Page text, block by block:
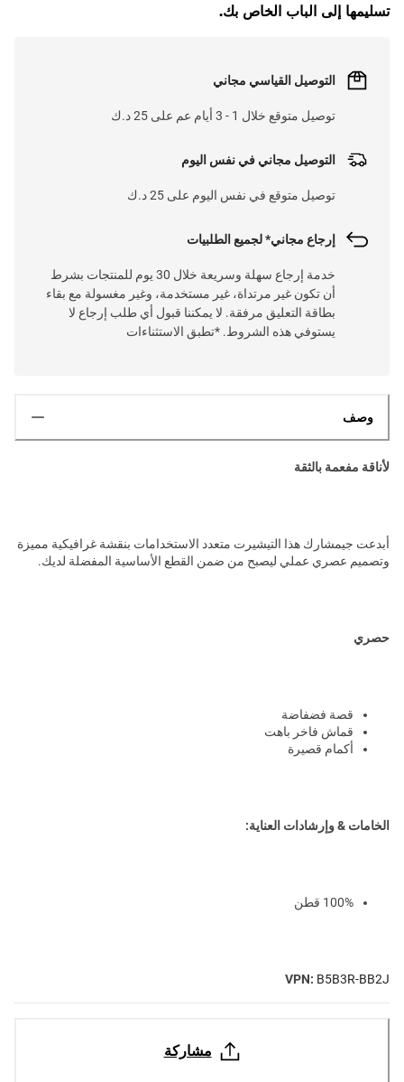
تسليمها إلى الباب الخاص بك.
التوصيل القياسي مجاني
توصيل متوقع خلال 1 - 3 أيام عم على 25 د.ك
التوصيل مجاني في نفس اليوم
توصيل متوقع في نفس اليوم على 25 د.ك
إرجاع مجاني* لجميع الطلبيات
خدمة إرجاع سهلة وسريعة خلال 30 يوم للمنتجات بشرط
أن تكون غير مرتداة، غير مستخدمة، وغير مغسولة مع بقاء
بطاقة التعليق مرفقة. لا يمكننا قبول أي طلب إرجاع لا
يستوفي هذه الشروط. *تطبق الاستثناءات
وصف
لأناقة مفعمة بالثقة
أبدعت جيمشارك هذا التيشيرت متعدد الاستخدامات بنقشة غرافيكية مميزة
وتصميم عصري عملي ليصبح من ضمن القطع الأساسية المفضلة لديك.
حصري
قصة فضفاضة
قماش فاخر باهت
أكمام قصيرة
الخامات & وإرشادات العناية:
100% قطن
VPN: B5B3R-BB2J
مشاركة